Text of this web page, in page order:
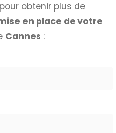
obtenir plus de
en place de votre
Cannes :